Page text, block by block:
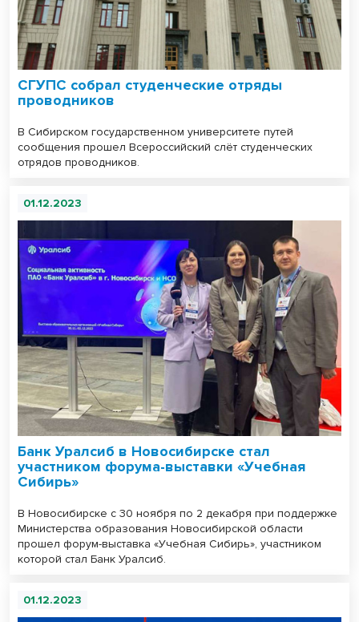
СГУПС собрал студенческие отряды
проводников
В Сибирском государственном университете путей
сообщения прошел Всероссийский слёт студенческих
отрядов проводников.
01.12.2023
Банк Уралсиб в Новосибирске стал
участником форума-выставки «Учебная
Сибирь»
В Новосибирске с 30 ноября по 2 декабря при поддержке
Министерства образования Новосибирской области
прошел форум-выставка «Учебная Сибирь», участником
которой стал Банк Уралсиб.
01.12.2023